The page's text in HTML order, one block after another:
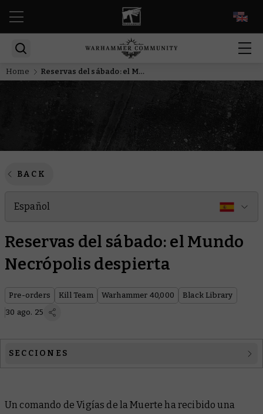
Home Reservas del sábado: el Mundo Necrópolis despierta
BACK
Español
Reservas del sábado: el Mundo
Necrópolis despierta
Pre-orders Kill Team Warhammer 40,000
Black Library
30 ago. 25
SECCIONES
Warhammer 40,000
Un comando de Vigías de la Muerte ha recibido una